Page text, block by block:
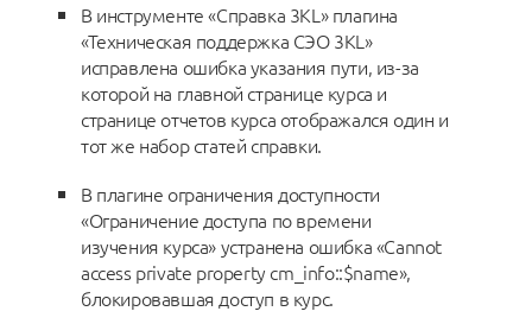
В инструменте «Справка 3KL» плагина
«Техническая поддержка СЭО 3KL»
исправлена ошибка указания пути, из-за
которой на главной странице курса и
странице отчетов курса отображался один и
тот же набор статей справки.
В плагине ограничения доступности
«Ограничение доступа по времени
изучения курса» устранена ошибка «Cannot
access private property cm_info::$name»,
блокировавшая доступ в курс.